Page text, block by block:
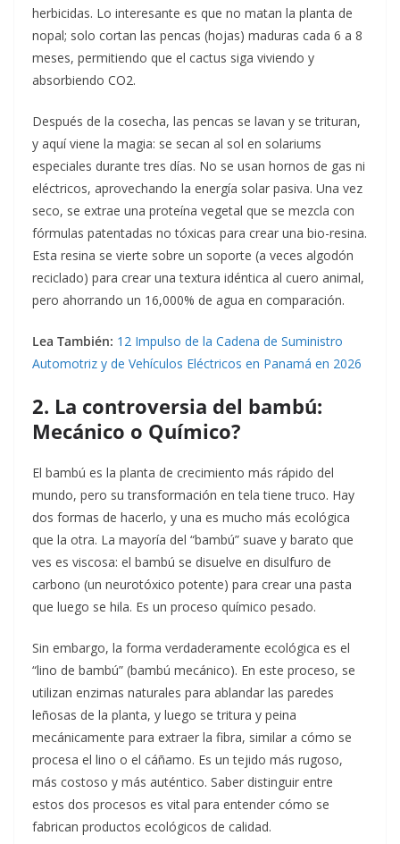
herbicidas. Lo interesante es que no matan la planta de
nopal; solo cortan las pencas (hojas) maduras cada 6 a 8
meses, permitiendo que el cactus siga viviendo y
absorbiendo CO2.
Después de la cosecha, las pencas se lavan y se trituran,
y aquí viene la magia: se secan al sol en solariums
especiales durante tres días. No se usan hornos de gas ni
eléctricos, aprovechando la energía solar pasiva. Una vez
seco, se extrae una proteína vegetal que se mezcla con
fórmulas patentadas no tóxicas para crear una bio-resina.
Esta resina se vierte sobre un soporte (a veces algodón
reciclado) para crear una textura idéntica al cuero animal,
pero ahorrando un 16,000% de agua en comparación.
Lea También: 12 Impulso de la Cadena de Suministro
Automotriz y de Vehículos Eléctricos en Panamá en 2026
2. La controversia del bambú:
Mecánico o Químico?
El bambú es la planta de crecimiento más rápido del
mundo, pero su transformación en tela tiene truco. Hay
dos formas de hacerlo, y una es mucho más ecológica
que la otra. La mayoría del “bambú” suave y barato que
ves es viscosa: el bambú se disuelve en disulfuro de
carbono (un neurotóxico potente) para crear una pasta
que luego se hila. Es un proceso químico pesado.
Sin embargo, la forma verdaderamente ecológica es el
“lino de bambú” (bambú mecánico). En este proceso, se
utilizan enzimas naturales para ablandar las paredes
leñosas de la planta, y luego se tritura y peina
mecánicamente para extraer la fibra, similar a cómo se
procesa el lino o el cáñamo. Es un tejido más rugoso,
más costoso y más auténtico. Saber distinguir entre
estos dos procesos es vital para entender cómo se
fabrican productos ecológicos de calidad.